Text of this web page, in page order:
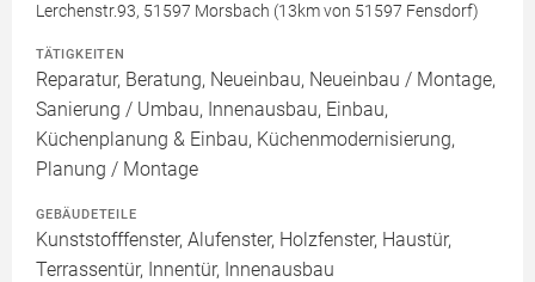
Lerchenstr.93, 51597 Morsbach (13km von 51597 Fensdorf)
TÄTIGKEITEN
Reparatur, Beratung, Neueinbau, Neueinbau / Montage,
Sanierung / Umbau, Innenausbau, Einbau,
Küchenplanung & Einbau, Küchenmodernisierung,
Planung / Montage
GEBÄUDETEILE
Kunststofffenster, Alufenster, Holzfenster, Haustür,
Terrassentür, Innentür, Innenausbau